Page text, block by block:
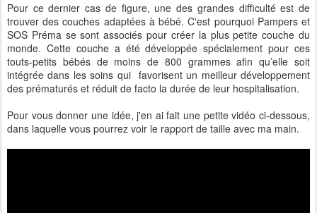
Pour ce dernier cas de figure, une des grandes difficulté est de
trouver des couches adaptées à bébé. C'est pourquoi Pampers et
SOS Préma se sont associés pour créer la plus petite couche du
monde. Cette couche a été développée spécialement pour ces
touts-petits bébés de moins de 800 grammes afin qu’elle soit
intégrée dans les soins qui favorisent un meilleur développement
des prématurés et réduit de facto la durée de leur hospitalisation.
Pour vous donner une idée, j'en ai fait une petite vidéo ci-dessous,
dans laquelle vous pourrez voir le rapport de taille avec ma main.